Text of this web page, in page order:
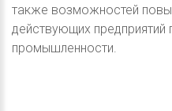
также возможностей
действующих
промышленности.